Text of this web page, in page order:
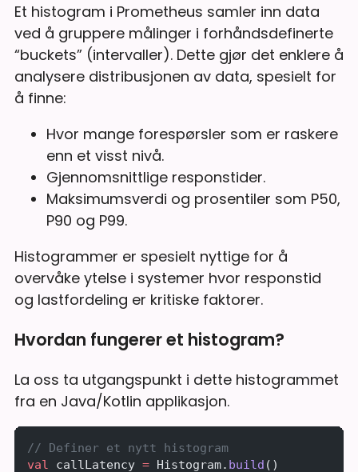
Et histogram i Prometheus samler inn data
ved å gruppere målinger i forhåndsdefinerte
“buckets” (intervaller). Dette gjør det enklere å
analysere distribusjonen av data, spesielt for
å finne:
Hvor mange forespørsler som er raskere
enn et visst nivå.
Gjennomsnittlige responstider.
Maksimumsverdi og prosentiler som P50,
P90 og P99.
Histogrammer er spesielt nyttige for å
overvåke ytelse i systemer hvor responstid
og lastfordeling er kritiske faktorer.
Hvordan fungerer et histogram?
La oss ta utgangspunkt i dette histogrammet
fra en Java/Kotlin applikasjon.
// Definer et nytt histogram
val
callLatency = Histogram. build ()